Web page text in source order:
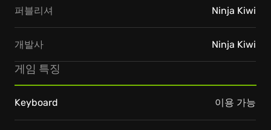
퍼블리셔 Ninja Kiwi
개발사 Ninja Kiwi
게임 특징
Keyboard 이용 가능